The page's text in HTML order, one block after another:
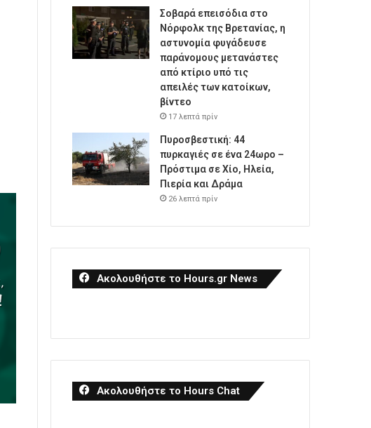
Σοβαρά επεισόδια στο
Νόρφολκ της Βρετανίας, η
αστυνομία φυγάδευσε
παράνομους μετανάστες
από κτίριο υπό τις
απειλές των κατοίκων,
βίντεο
17 λεπτά πρίν
Πυροσβεστική: 44
πυρκαγιές σε ένα 24ωρο –
Πρόστιμα σε Χίο, Ηλεία,
Πιερία και Δράμα
26 λεπτά πρίν
Ακολουθήστε το Hours.gr News
Ακολουθήστε το Hours Chat